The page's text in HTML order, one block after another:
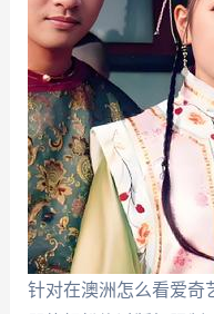
针对在澳洲怎么看爱奇